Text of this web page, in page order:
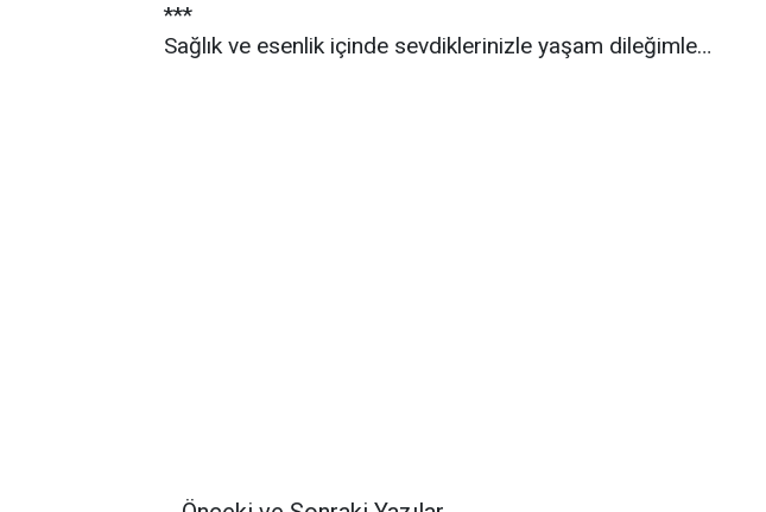
***
Sağlık ve esenlik içinde sevdiklerinizle yaşam dileğimle…